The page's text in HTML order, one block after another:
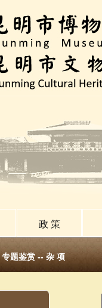
政 策
专题鉴赏 -- 杂 项